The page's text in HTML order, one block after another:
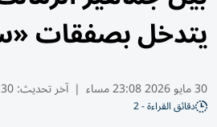
يتدخل بصفقات
30 مايو 2026 23:08 مساء | آخر تحديث:30 مايو 23:17 2026
دقائق القراءة - 2